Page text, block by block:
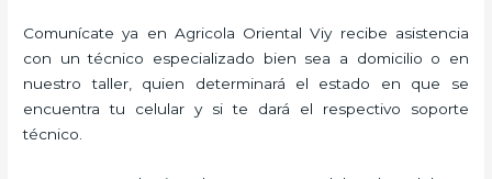
Comunícate ya en Agricola Oriental Viy recibe asistencia
con un técnico especializado bien sea a domicilio o en
nuestro taller, quien determinará el estado en que se
encuentra tu celular y si te dará el respectivo soporte
técnico.